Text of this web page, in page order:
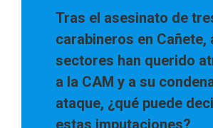
Tras el asesinato de
carabineros en Cañete,
sectores han querido
a la CAM y a su
ataque, ¿qué puede